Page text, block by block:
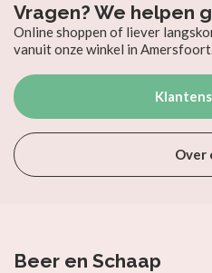
Vragen? We helpen
Online shoppen of liever
vanuit onze winkel in
Over
Beer en Schaap